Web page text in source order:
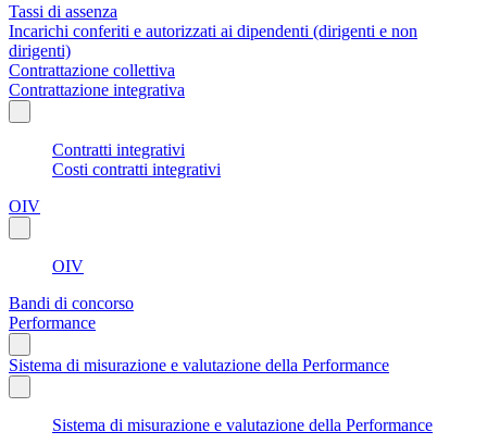
Tassi di assenza
Incarichi conferiti e autorizzati ai dipendenti (dirigenti e non
dirigenti)
Contrattazione collettiva
Contrattazione integrativa
Contratti integrativi
Costi contratti integrativi
OIV
OIV
Bandi di concorso
Performance
Sistema di misurazione e valutazione della Performance
Sistema di misurazione e valutazione della Performance